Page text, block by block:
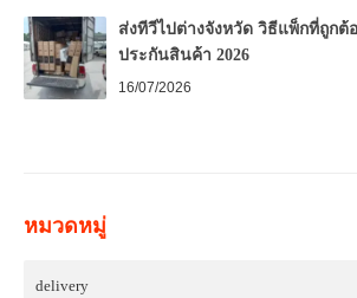
ส่งทีวีไปต่างจังหวัด วิธีแพ็กที่ถูกต้
ประกันสินค้า 2026
16/07/2026
หมวดหมู่
delivery